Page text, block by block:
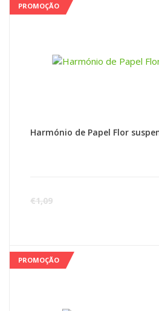
PROMOÇÃO
Harmónio de Papel Flor
€1,09
PROMOÇÃO